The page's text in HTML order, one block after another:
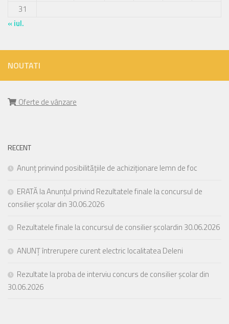
31
« iul.
NOUTATI
Oferte de vânzare
RECENT
Anunț prinvind posibilitățiile de achiziționare lemn de foc
ERATĂ la Anunțul privind Rezultatele finale la concursul de
consilier școlar din 30.06.2026
Rezultatele finale la concursul de consilier școlardin 30.06.2026
ANUNȚ întrerupere curent electric localitatea Deleni
Rezultate la proba de interviu concurs de consilier școlar din
30.06.2026